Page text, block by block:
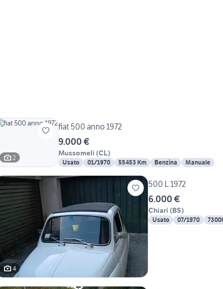
2
fiat 500 anno 1972
9.000 €
Mussomeli (CL)
Usato 01/1970 55453 Km Benzina Manuale
4
500 L 1972
6.000 €
Chiari (BS)
Usato 07/1970